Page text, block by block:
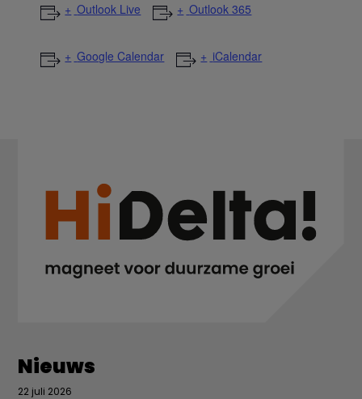
Outlook Live Outlook 365
Google Calendar iCalendar
Nieuws
22 juli 2026